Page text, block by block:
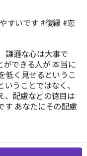
すいです #復縁 #恋
謙遜な心は大事で
ができる人が 本当に
低く見せるというこ
うことではなく、
、配慮などの徳目は
す あなたにその配慮